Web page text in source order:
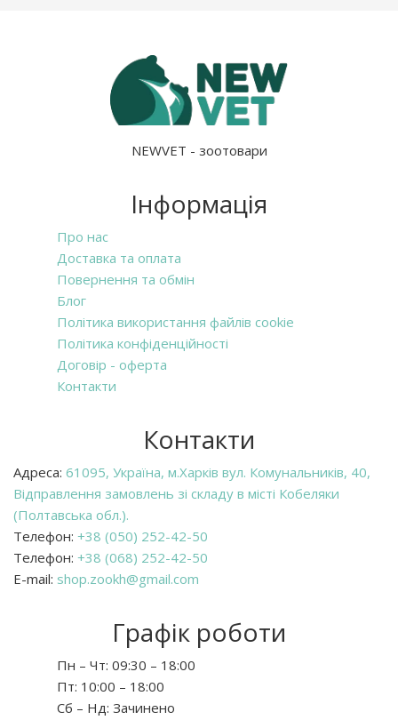
NEWVET - зоотовари
Інформація
Про нас
Доставка та оплата
Повернення та обмін
Блог
Політика використання файлів cookie
Політика конфіденційності
Договір - оферта
Контакти
Контакти
Адреса: 61095, Україна, м.Харків вул. Комунальників, 40,
Відправлення замовлень зі складу в місті Кобеляки
(Полтавська обл.).
Телефон: +38 (050) 252-42-50
Телефон: +38 (068) 252-42-50
E-mail: shop.zookh@gmail.com
Графік роботи
Пн – Чт: 09:30 – 18:00
Пт: 10:00 – 18:00
Сб – Нд: Зачинено